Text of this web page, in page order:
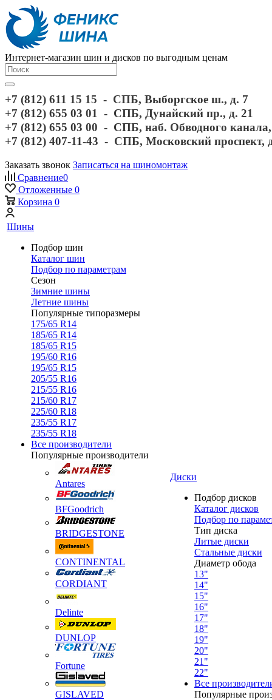
Интернет-магазин шин и дисков по выгодным ценам
+7 (812) 611 15 15 - СПБ, Выборгское ш., д. 7
+7 (812) 655 03 01 - СПБ, Дунайский пр., д. 21
+7 (812) 655 03 00 - СПБ, наб. Обводного
+7 (812) 407-11-43 - СПБ, Московский проспект,
Заказать звонок Записаться на шиномонтаж
Сравнение0
Отложенные 0
Корзина 0
Шины
Подбор шин
Каталог шин
Подбор по параметрам
Сезон
Зимние шины
Летние шины
Популярные типоразмеры
175/65 R14
185/65 R14
185/65 R15
195/60 R16
195/65 R15
205/55 R16
215/55 R16
215/60 R17
225/60 R18
235/55 R17
235/55 R18
Все производители
Популярные производители
Antares
BFGoodrich
BRIDGESTONE
CONTINENTAL
CORDIANT
Delinte
DUNLOP
Fortune
GISLAVED
Диски
Подбор дисков
Каталог дисков
Подбор по
Тип диска
Литые диски
Стальные диски
Диаметр обода
13"
14"
15"
16"
17"
18"
19"
20"
21"
22"
Все
Популярные